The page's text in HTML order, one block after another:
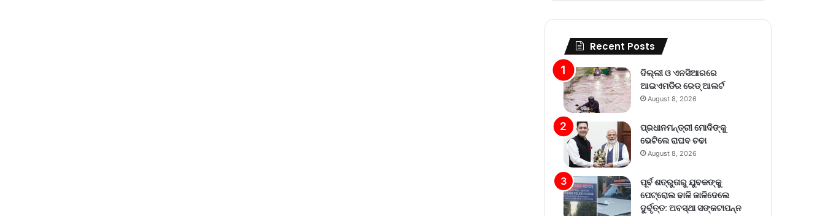
Recent Posts
ଦିଲ୍ଲୀ ଓ ଏନସିଆରରେ
ଆଇଏମଡିର ରେଡ୍‌ ଆଲର୍ଟ
August 8, 2026
ପ୍ରଧାନମନ୍ତ୍ରୀ ମୋଦିଙ୍କୁ
ଭେଟିଲେ ରାଘବ ଚଢା
August 8, 2026
ପୂର୍ବ ଶତ୍ରୁତାରୁ ଯୁବକଙ୍କୁ
ପେଟ୍ରୋଲ ଢାଳି ଜାଳିଦେଲେ
ଦୁର୍ବୃତ୍ତ: ଅବସ୍ଥା ସଙ୍କଟାପନ୍ନ